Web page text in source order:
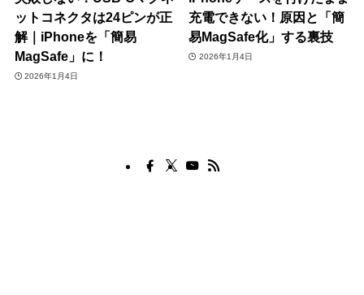
ットコネクタは24ピンが正
解｜iPhoneを「簡易
MagSafe」に！
2026年1月4日
充電できない！原因と「簡
易MagSafe化」する裏技
2026年1月4日